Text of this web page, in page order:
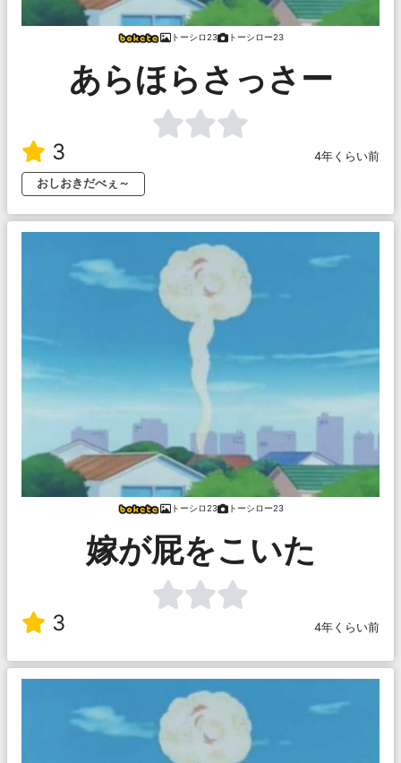
トーシロ23 トーシロー23
あらほらさっさー
3
4年くらい前
おしおきだべぇ～
トーシロ23 トーシロー23
嫁が屁をこいた
3 4年くらい前